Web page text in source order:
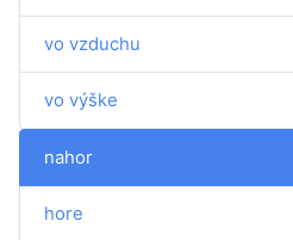
vo vzduchu
vo výške
nahor
hore